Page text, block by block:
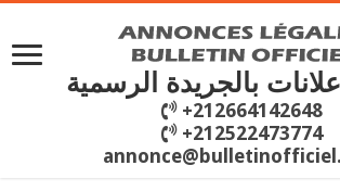
بالجريدة الرسمية
+212664142648
+212522473774